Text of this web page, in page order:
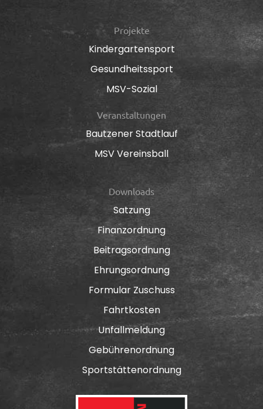
Projekte
Kindergartensport
Gesundheitssport
MSV-Sozial
Veranstaltungen
Bautzener Stadtlauf
MSV Vereinsball
Downloads
Satzung
Finanzordnung
Beitragsordnung
Ehrungsordnung
Formular Zuschuss
Fahrtkosten
Unfallmeldung
Gebührenordnung
Sportstättenordnung